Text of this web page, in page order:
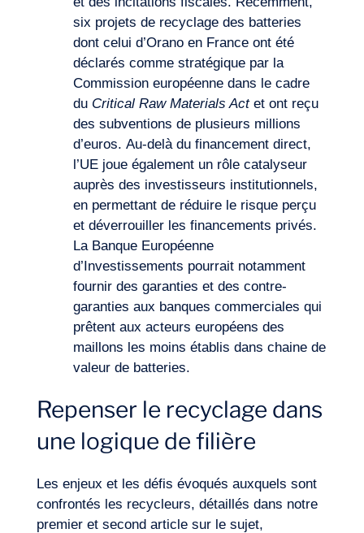
Envie d’embarquer ?
six projets de recyclage des batteries
dont celui d’Orano en France ont été
déclarés comme stratégique par la
Commission européenne dans le cadre
du Critical Raw Materials Actet ont reçu
des subventions de plusieurs millions
d’euros. Au-delà du financement direct,
l’UE joue également un rôle catalyseur
auprès des investisseurs institutionnels,
en permettant de réduire le risque perçu
et déverrouiller les financements privés.
La Banque Européenne
d’Investissements pourrait notamment
fournir des garanties et des contre-
garanties aux banques commerciales qui
prêtent aux acteurs européens des
maillons les moins établis dans chaine de
valeur de batteries.
Repenser le recyclage dans
une logique de filière
Les enjeux et les défis évoqués auxquels sont
confrontés les recycleurs, détaillés dans notre
premier et second article sur le sujet,